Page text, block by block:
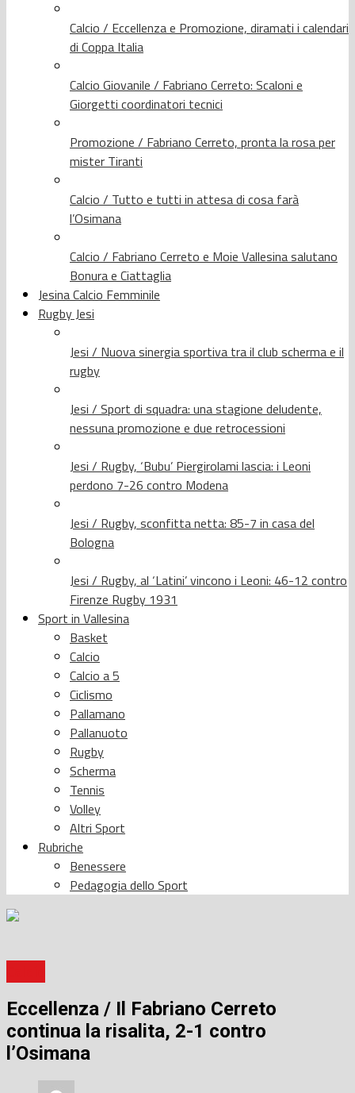
Calcio / Eccellenza e Promozione, diramati i calendari
di Coppa Italia
Calcio Giovanile / Fabriano Cerreto: Scaloni e
Giorgetti coordinatori tecnici
Promozione / Fabriano Cerreto, pronta la rosa per
mister Tiranti
Calcio / Tutto e tutti in attesa di cosa farà
l’Osimana
Calcio / Fabriano Cerreto e Moie Vallesina salutano
Bonura e Ciattaglia
Jesina Calcio Femminile
Rugby Jesi
Jesi / Nuova sinergia sportiva tra il club scherma e il
rugby
Jesi / Sport di squadra: una stagione deludente,
nessuna promozione e due retrocessioni
Jesi / Rugby, ‘Bubu’ Piergirolami lascia: i Leoni
perdono 7-26 contro Modena
Jesi / Rugby, sconfitta netta: 85-7 in casa del
Bologna
Jesi / Rugby, al ‘Latini’ vincono i Leoni: 46-12 contro
Firenze Rugby 1931
Sport in Vallesina
Basket
Calcio
Calcio a 5
Ciclismo
Pallamano
Pallanuoto
Rugby
Scherma
Tennis
Volley
Altri Sport
Rubriche
Benessere
Pedagogia dello Sport
Eccellenza / Il Fabriano Cerreto
continua la risalita, 2-1 contro
l’Osimana